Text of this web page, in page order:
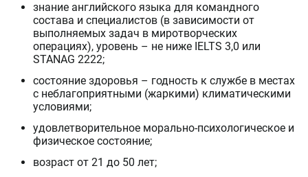
знание английского языка для командного
состава и специалистов (в зависимости от
выполняемых задач в миротворческих
операциях), уровень – не ниже IELTS 3,0 или
STANAG 2222;
состояние здоровья – годность к службе в местах
с неблагоприятными (жаркими) климатическими
условиями;
удовлетворительное морально-психологическое и
физическое состояние;
возраст от 21 до 50 лет;